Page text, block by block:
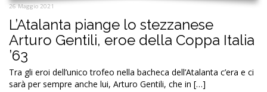
26 Maggio 2021
L’Atalanta piange lo stezzanese
Arturo Gentili, eroe della Coppa Italia
’63
Tra gli eroi dell’unico trofeo nella bacheca dell’Atalanta c’era e ci
sarà per sempre anche lui, Arturo Gentili, che in […]